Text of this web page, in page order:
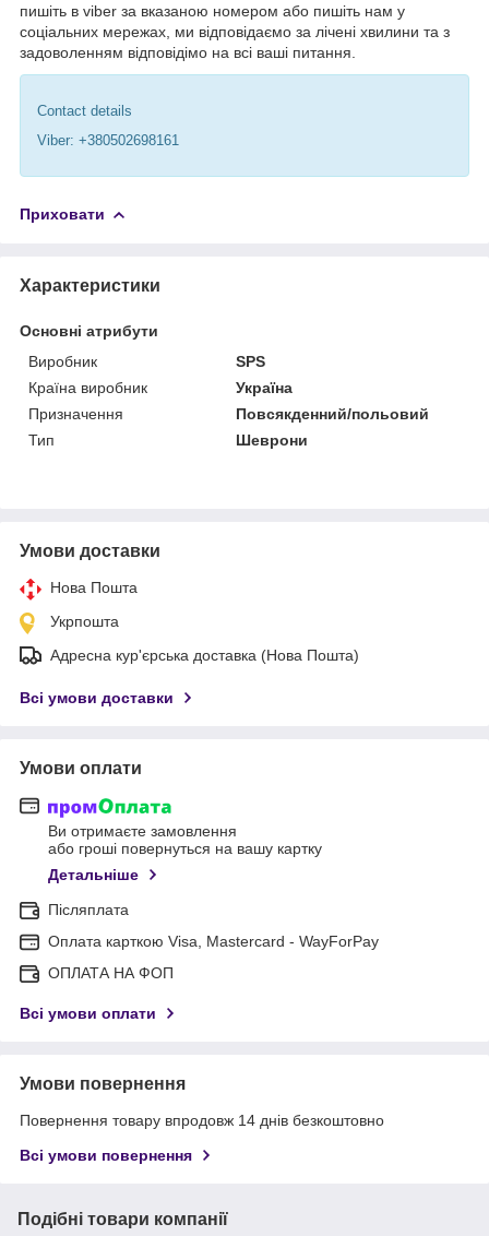
пишіть в viber за вказаною номером або пишіть нам у
соціальних мережах, ми відповідаємо за лічені хвилини та з
задоволенням відповідімо на всі ваші питання.
Contact details
Viber: +380502698161
Приховати
Характеристики
Основні атрибути
Виробник
SPS
Країна виробник
Україна
Призначення
Повсякденний/польовий
Тип
Шеврони
Умови доставки
Нова Пошта
Укрпошта
Адресна кур'єрська доставка (Нова Пошта)
Всі умови доставки
Умови оплати
Ви отримаєте замовлення
або гроші повернуться на вашу картку
Детальніше
Післяплата
Оплата карткою Visa, Mastercard - WayForPay
ОПЛАТА НА ФОП
Всі умови оплати
Умови повернення
Повернення товару впродовж 14 днів безкоштовно
Всі умови повернення
Подібні товари компанії